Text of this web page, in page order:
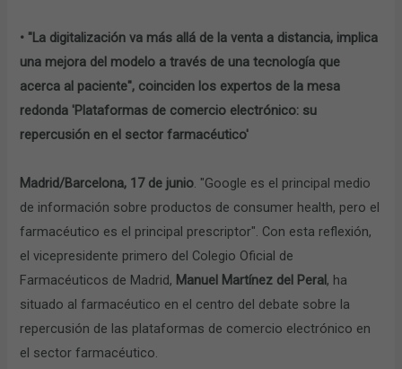
• "La digitalización va más allá de la venta a distancia, implica
una mejora del modelo a través de una tecnología que
acerca al paciente", coinciden los expertos de la mesa
redonda 'Plataformas de comercio electrónico: su
repercusión en el sector farmacéutico'
Madrid/Barcelona, 17 de junio. "Google es el principal medio
de información sobre productos de consumer health, pero el
farmacéutico es el principal prescriptor". Con esta reflexión,
el vicepresidente primero del Colegio Oficial de
Farmacéuticos de Madrid, Manuel Martínez del Peral, ha
situado al farmacéutico en el centro del debate sobre la
repercusión de las plataformas de comercio electrónico en
el sector farmacéutico.